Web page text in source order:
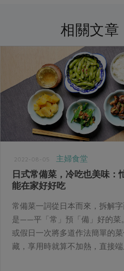
相關文章
2022-08-05 主婦食堂
日式常備菜，冷吃也美味：
能在家好好吃
常備菜一詞從日本而來，拆解
是——平「常」預「備」好的菜
或假日一次將多道作法簡單的
藏，享用時就算不加熱，直接